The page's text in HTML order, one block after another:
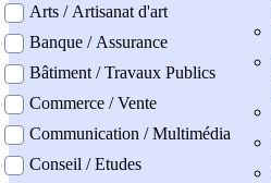
Arts / Artisanat d'art
Banque / Assurance
Bâtiment / Travaux Publics
Commerce / Vente
Communication / Multimédia
Conseil / Etudes